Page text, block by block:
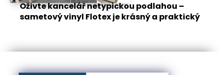
Oživte kancelář netypickou podlahou –
sametový vinyl Flotex je krásný a praktický